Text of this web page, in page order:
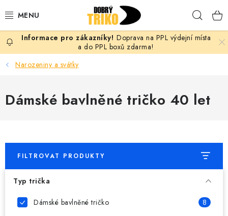
na
PRO ŽENY
PRO MUŽE
PRO DĚTI
VLASTNÍ MOTIV
TRIČKA
Doprava na PPL výdejní místa
a do PPL boxů zdarma!
Narozeniny a svátky
Dámské bavlněné tričko 40 let
FILTROVAT PRODUKTY
Typ trička
Dámské bavlněné tričko
8